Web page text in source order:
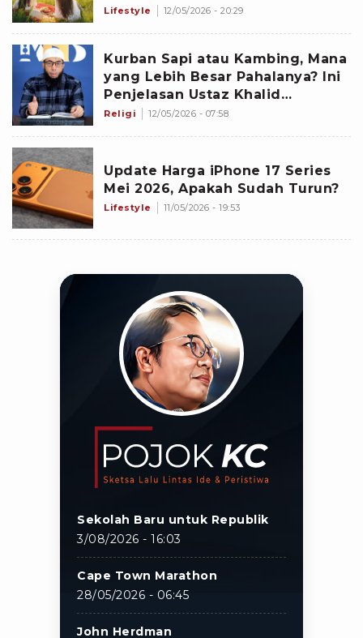
Lifestyle 12/05/2026 - 20:29
Kurban Sapi atau Kambing, Mana
yang Lebih Besar Pahalanya? Ini
Penjelasan Ustaz Khalid
Basalamah
Religi 12/05/2026 - 07:58
Update Harga iPhone 17 Series
Mei 2026, Apakah Sudah Turun?
Lifestyle 11/05/2026 - 19:53
Sekolah Baru untuk Republik
3/08/2026 - 16:03
Cape Town Marathon
28/05/2026 - 06:45
John Herdman